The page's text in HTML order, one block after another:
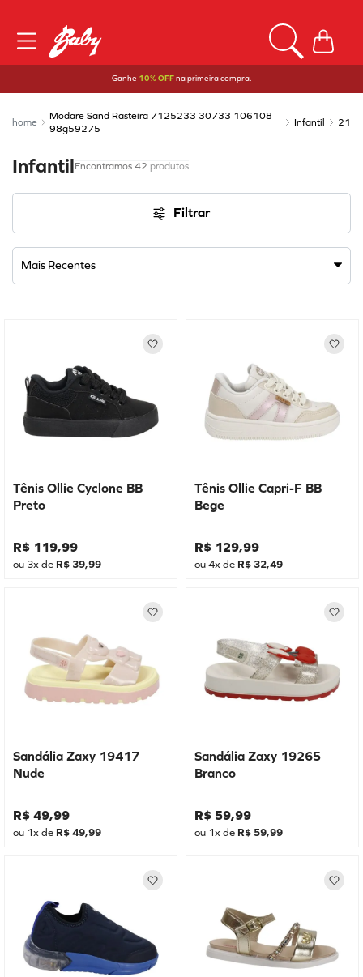
Ganhe 10% OFFna primeira compra.
Modare Sand Rasteira 7125233 30733 106108
98g59275
Infantil 21
Infantil 42 produtos
Filtrar
Mais Recentes
Tênis Ollie Cyclone BB
Preto
R$ 119,99
ou 3x de R$ 39,99
Tênis Ollie Capri-F BB
Bege
R$ 129,99
ou4x de R$ 32,49
Sandália Zaxy 19417
Nude
R$ 49,99
ou 1x de R$49,99
Sandália Zaxy 19265
Branco
R$ 59,99
ou 1x de R$ 59,99